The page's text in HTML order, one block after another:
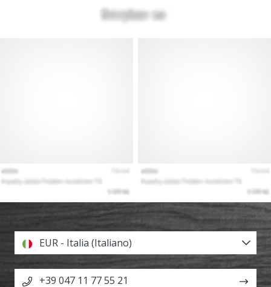
EUR - Italia (Italiano)
+39 047 11 77 55 21